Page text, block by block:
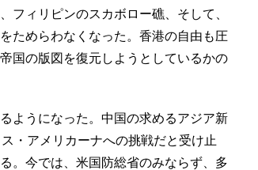
フィリピンのスカボロー礁、そして、
ためらわなくなった。香港の自由も圧
国の版図を復元しようとしているかの
ようになった。中国の求めるアジア新
・アメリカーナへの挑戦だと受け止
。今では、米国防総省のみならず、多